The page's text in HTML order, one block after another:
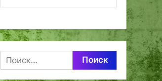
Найти: